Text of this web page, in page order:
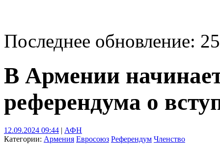
Последнее обновление:
В Армении
референдума о
12.09.2024 09:44 | АФН
Категории: Армения Евросоюз Референдум Членство